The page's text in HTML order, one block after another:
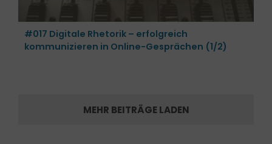
#017 Digitale Rhetorik – erfolgreich
kommunizieren in Online-Gesprächen (1/2)
MEHR BEITRÄGE LADEN